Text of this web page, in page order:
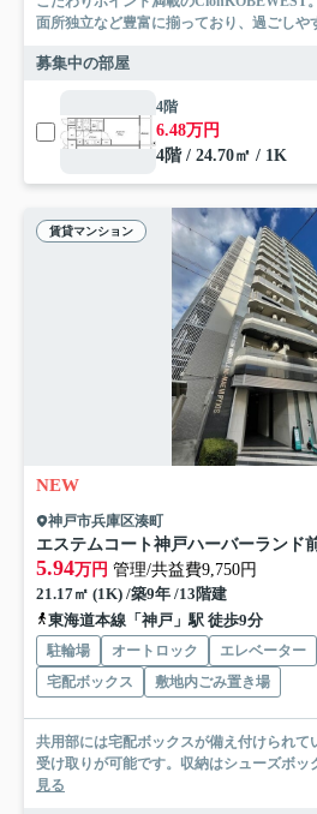
面所独立など豊富に揃っており、過ごしや
募集中の部屋
4階
6.48万円
4階 / 24.70㎡ / 1K
賃貸マンション
NEW
神戸市兵庫区湊町
5.94万円 管理/共益費9,750円
21.17㎡ (1K) /築9年 /13階建
東海道本線「神戸」駅 徒歩9分
駐輪場 オートロック エレベーター
宅配ボックス
敷地内ごみ置き場
共用部には宅配ボックスが備え付けられて
受け取りが可能です。収納はシューズボッ
見る